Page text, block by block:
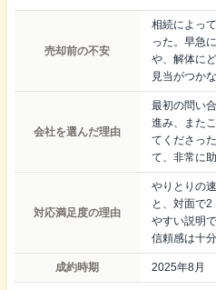
売却前の不安
相続によっ
った。早急
や、解体に
見当がつか
会社を選んだ理由
最初の問い
進み、また
てくださっ
て、非常に助
対応満足度の理由
やりとりの
と、対面で2
やすい説明
信頼感は十
成約時期 2025年8月